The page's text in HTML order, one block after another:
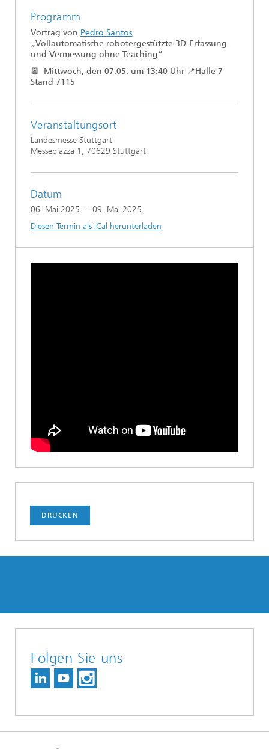
Programm
Vortrag von Pedro Santos,
„Vollautomatische robotergestützte 3D-Erfassung
und Vermessung ohne Teaching“
📆 Mittwoch, den 07.05. um 13:40 Uhr 📍Halle 7
Stand 7115
Veranstaltungsort
Landesmesse Stuttgart
Messepiazza 1, 70629 Stuttgart
Datum
06. Mai 2025 - 09. Mai 2025
Diesen Termin als iCal herunterladen
DRUCKEN
Folgen Sie uns